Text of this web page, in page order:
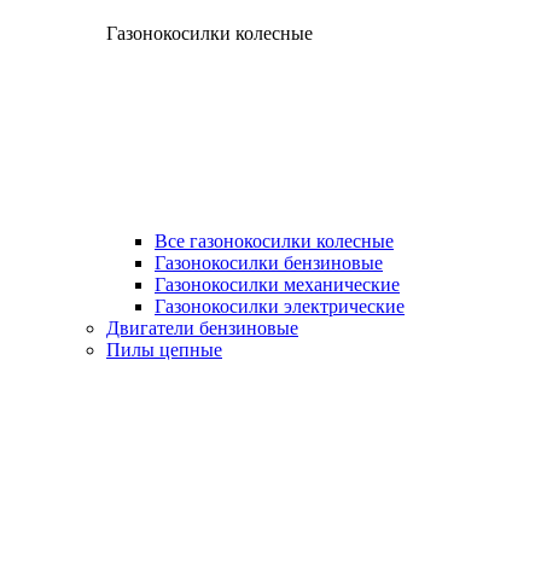
Газонокосилки колесные
Все газонокосилки колесные
Газонокосилки бензиновые
Газонокосилки механические
Газонокосилки электрические
Двигатели бензиновые
Пилы цепные